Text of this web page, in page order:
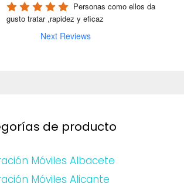
Personas como ellos da
gusto tratar ,rapidez y eficaz
Next Reviews
de producto
Móviles Albacete
Móviles Alicante